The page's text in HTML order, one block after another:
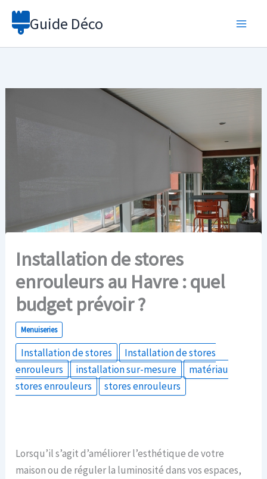
Aller
Guide Déco
Installation de stores
enrouleurs au Havre : quel
budget prévoir ?
Menuiseries
Installation de stores
Installation de stores
enrouleurs
installation sur-mesure
matériau
stores enrouleurs
stores enrouleurs
Lorsqu’il s’agit d’améliorer l’esthétique de votre
maison ou de réguler la luminosité dans vos espaces,